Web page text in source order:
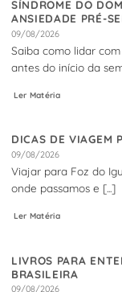
SÍNDROME DO
ANSIEDADE PRÉ-
09/08/2026
Saiba como lidar
antes do início da
Ler Matéria
DICAS DE VIAGEM
09/08/2026
Viajar para Foz do
onde passamos e [...]
Ler Matéria
LIVROS PARA
BRASILEIRA
09/08/2026